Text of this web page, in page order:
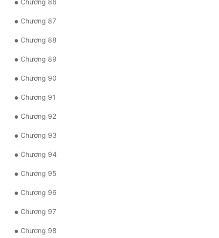
Chương 87
Chương 88
Chương 89
Chương 90
Chương 91
Chương 92
Chương 93
Chương 94
Chương 95
Chương 96
Chương 97
Chương 98